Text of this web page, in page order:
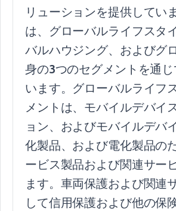
リューションを提供してい
は、グローバルライフスタ
バルハウジング、およびグ
身の3つのセグメントを通
います。グローバルライフ
メントは、モバイルデバイ
ョン、およびモバイルデバ
化製品、および電化製品の
ービス製品および関連サー
ます。車両保護および関連
して信用保護および他の保